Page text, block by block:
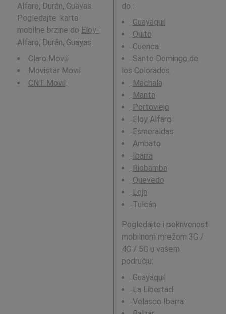
Alfaro, Durán, Guayas.
Pogledajte :karta
mobilne brzine do Eloy-
Alfaro, Durán, Guayas
Claro Movil
Movistar Movil
CNT Movil
do :
Guayaquil
Quito
Cuenca
Santo Domingo de
los Colorados
Machala
Manta
Portoviejo
Eloy Alfaro
Esmeraldas
Ambato
Ibarra
Riobamba
Quevedo
Loja
Tulcán
Pogledajte i pokrivenost
mobilnom mrežom 3G /
4G / 5G u vašem
području:
Guayaquil
La Libertad
Velasco Ibarra